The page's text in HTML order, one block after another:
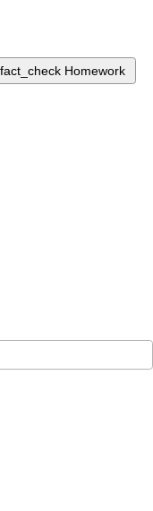
fact_check Homework